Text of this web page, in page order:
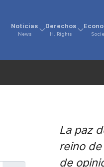
Noticias
News
Derechos
H. Rights
La paz
reino
de